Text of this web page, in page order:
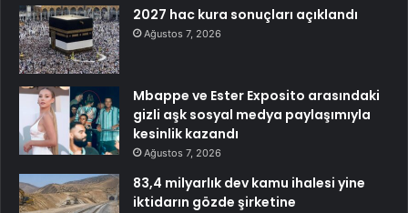
2027 hac kura sonuçları açıklandı
Ağustos 7, 2026
Mbappe ve Ester Exposito arasındaki
gizli aşk sosyal medya paylaşımıyla
kesinlik kazandı
Ağustos 7, 2026
83,4 milyarlık dev kamu ihalesi yine
iktidarın gözde şirketine